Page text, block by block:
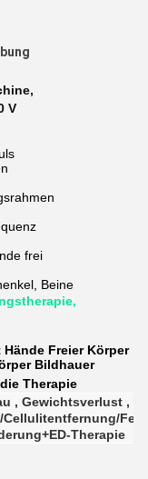
,
V
frei
Beine
Freier Körper
Bildhauer
Therapie
, Gewichtsverlust ,
Therapie